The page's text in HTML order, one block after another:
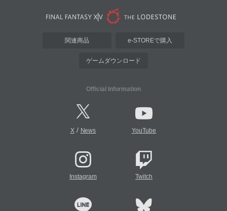
関連商品 e-STOREで購入
ゲームダウンロード
Official Information
X/ News YouTube
Instagram Twitch